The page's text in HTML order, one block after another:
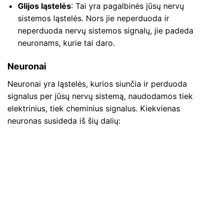
Glijos ląstelės: Tai yra pagalbinės jūsų nervų
sistemos ląstelės. Nors jie neperduoda ir
neperduoda nervų sistemos signalų, jie padeda
neuronams, kurie tai daro.
Neuronai
Neuronai yra ląstelės, kurios siunčia ir perduoda
signalus per jūsų nervų sistemą, naudodamos tiek
elektrinius, tiek cheminius signalus. Kiekvienas
neuronas susideda iš šių dalių: